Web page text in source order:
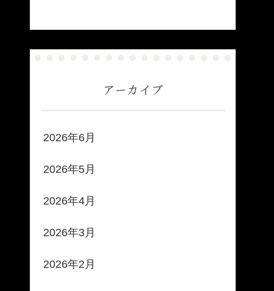
アーカイブ
2026年6月
2026年5月
2026年4月
2026年3月
2026年2月